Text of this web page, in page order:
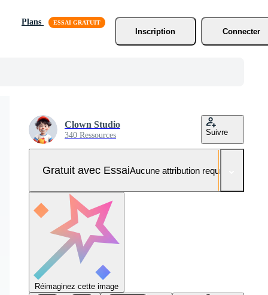
Plans
Inscription
Connecter
Clown Studio
340 Ressources Suivre
Gratuit avec EssaiAucune attribution requise
Réimaginez cette image